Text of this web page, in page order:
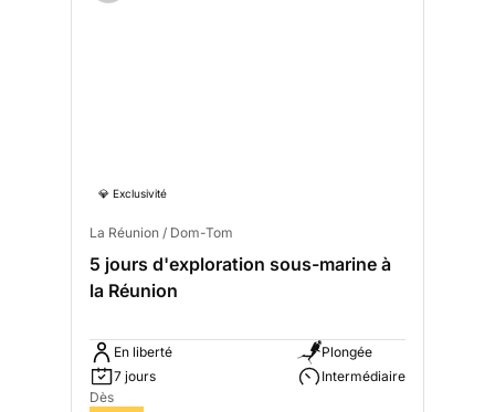
💎 Exclusivité
La Réunion / Dom-Tom
5 jours d'exploration sous-marine à
la Réunion
En liberté
7 jours
Plongée
Intermédiaire
Dès